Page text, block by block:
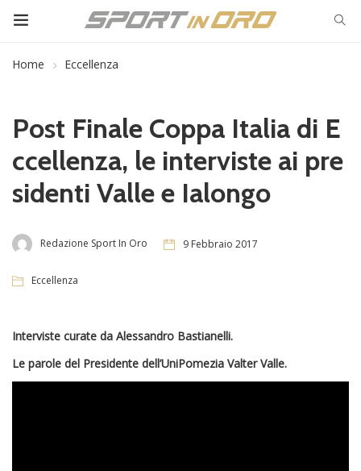
Home Eccellenza
Post Finale Coppa Italia di E
ccellenza, le interviste ai pre
sidenti Valle e Ialongo
Redazione Sport In Oro 9 Febbraio 2017
Eccellenza
Interviste curate da Alessandro Bastianelli.
Le parole del Presidente dell’UniPomezia Valter Valle.